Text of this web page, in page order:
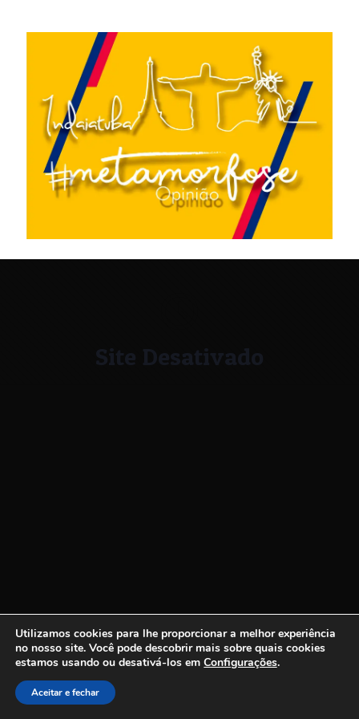
Site Desativado
Utilizamos cookies para lhe proporcionar a melhor experiência
no nosso site. Você pode descobrir mais sobre quais cookies
estamos usando ou desativá-los em Configurações.
Aceitar e fechar